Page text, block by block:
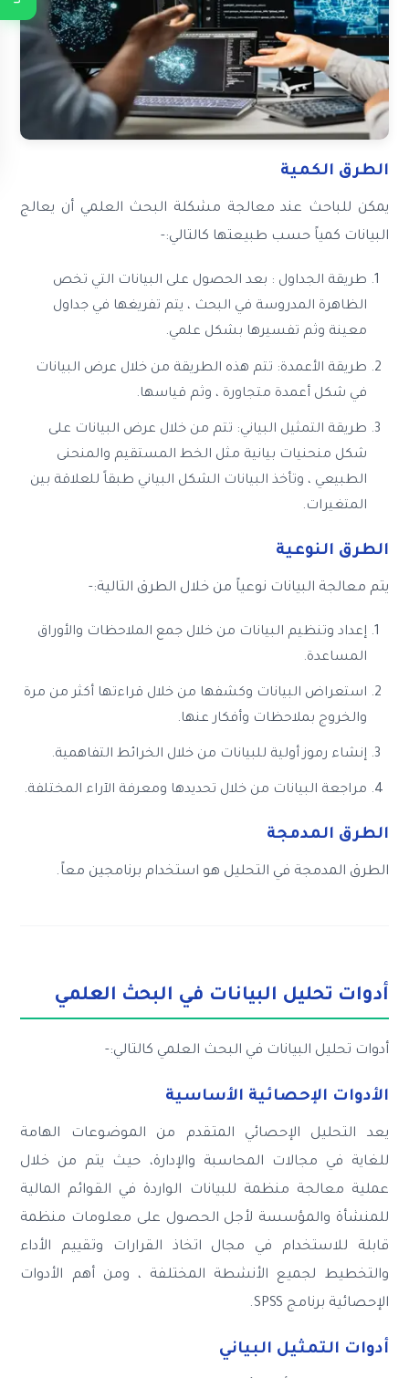
الطرق الكمية
يمكن للباحث عند معالجة مشكلة البحث العلمي أن يعالج
البيانات كمياً حسب طبيعتها كالتالي:-
طريقة الجداول : بعد الحصول على البيانات التي تخص
الظاهرة المدروسة في البحث ، يتم تفريغها في جداول
معينة وثم تفسيرها بشكل علمي.
طريقة الأعمدة: تتم هذه الطريقة من خلال عرض البيانات
في شكل أعمدة متجاورة ، وثم قياسها.
طريقة التمثيل البياني: تتم من خلال عرض البيانات على
شكل منحنيات بيانية مثل الخط المستقيم والمنحنى
الطبيعي ، وتأخذ البيانات الشكل البياني طبقاً للعلاقة بين
المتغيرات.
الطرق النوعية
يتم معالجة البيانات نوعياً من خلال الطرق التالية:-
إعداد وتنظيم البيانات من خلال جمع الملاحظات والأوراق
المساعدة.
استعراض البيانات وكشفها من خلال قراءتها أكثر من مرة
والخروج بملاحظات وأفكار عنها.
إنشاء رموز أولية للبيانات من خلال الخرائط التفاهمية.
مراجعة البيانات من خلال تحديدها ومعرفة الآراء المختلفة.
الطرق المدمجة
الطرق المدمجة في التحليل هو استخدام برنامجين معاً.
أدوات تحليل البيانات في البحث العلمي
أدوات تحليل البيانات في البحث العلمي كالتالي:-
الأدوات الإحصائية الأساسية
يعد التحليل الإحصائي المتقدم من الموضوعات الهامة
للغاية في مجالات المحاسبة والإدارة، حيث يتم من خلال
عملية معالجة منظمة للبيانات الواردة في القوائم المالية
للمنشأة والمؤسسة لأجل الحصول على معلومات منظمة
قابلة للاستخدام في مجال اتخاذ القرارات وتقييم الأداء
والتخطيط لجميع الأنشطة المختلفة ، ومن أهم الأدوات
الإحصائية برنامج SPSS.
أدوات التمثيل البياني